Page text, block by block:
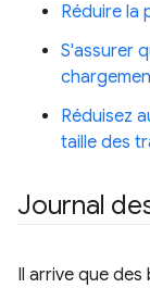
Réduire la
S'assurer
Réduisez
taille des
Journal
Il arrive que